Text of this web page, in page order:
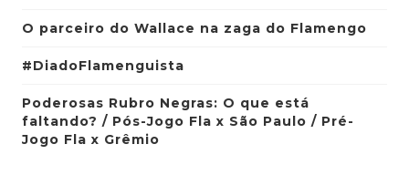
O parceiro do Wallace na zaga do Flamengo
#DiadoFlamenguista
Poderosas Rubro Negras: O que está
faltando? / Pós-Jogo Fla x São Paulo / Pré-
Jogo Fla x Grêmio